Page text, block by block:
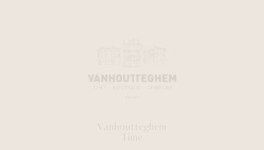
Vanhoutteghem
Time